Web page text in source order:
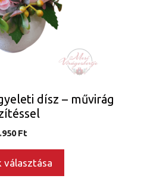
dísz – művirág
Ft
választása